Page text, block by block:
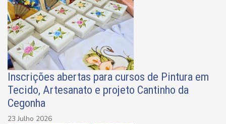
Inscrições abertas para cursos de Pintura em
Tecido, Artesanato e projeto Cantinho da
Cegonha
23 Julho 2026